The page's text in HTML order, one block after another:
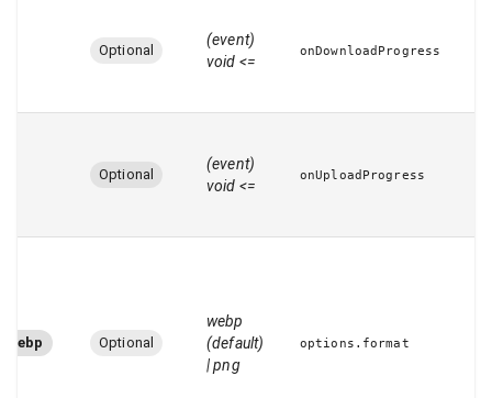
onDownloadProgress
(event)
=> void
Optional
onUploadProgress
(event)
=> void
Optional
options.format
webp
(default)
| png
Optional
webp